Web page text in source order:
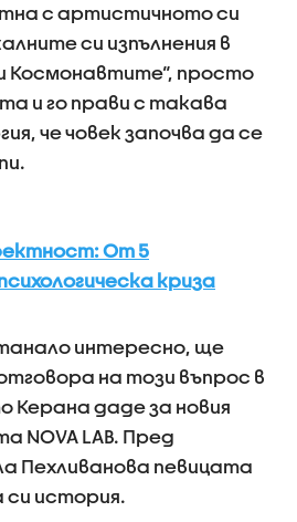
с артистичното си
си изпълнения в
Космонавтите“, просто
и го прави с такава
че човек започва да се
От 5
криза
интересно, ще
на този въпрос в
даде за новия
NOVA LAB. Пред
Пехливанова певицата
си история.